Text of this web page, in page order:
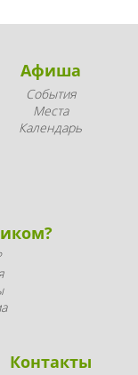
Афиша
События
Места
Календарь
Контакты